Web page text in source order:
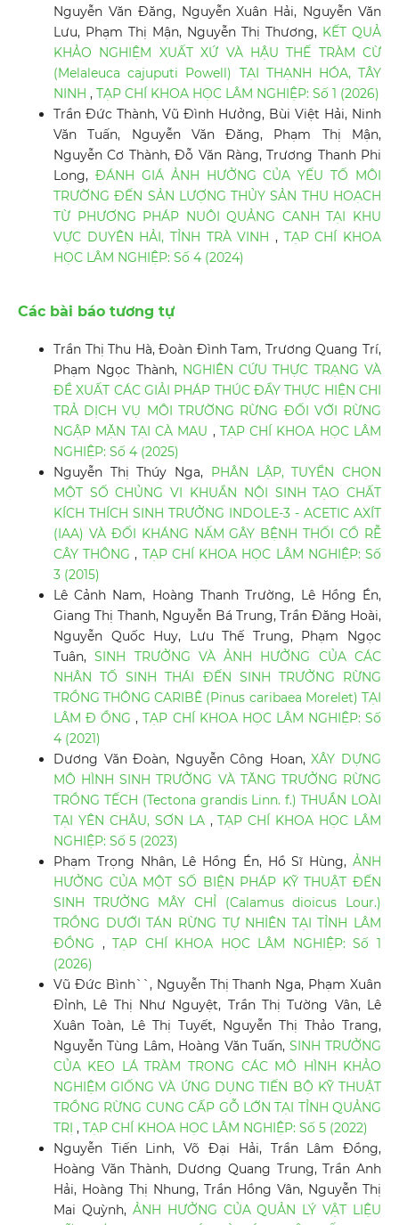
Nguyễn Văn Đăng, Nguyễn Xuân Hải, Nguyễn Văn
Lưu, Phạm Thị Mận, Nguyễn Thị Thương, KẾT QUẢ
KHẢO NGHIỆM XUẤT XỨ VÀ HẬU THẾ TRÀM CỪ
(Melaleuca cajuputi Powell) TẠI THẠNH HÓA, TÂY
NINH , TẠP CHÍ KHOA HỌC LÂM NGHIỆP: Số 1 (2026)
Trần Đức Thành, Vũ Đình Hưởng, Bùi Việt Hải, Ninh
Văn Tuấn, Nguyễn Văn Đăng, Phạm Thị Mận,
Nguyễn Cơ Thành, Đỗ Văn Ràng, Trương Thanh Phi
Long, ĐÁNH GIÁ ẢNH HƯỞNG CỦA YẾU TỐ MÔI
TRƯỜNG ĐẾN SẢN LƯỢNG THỦY SẢN THU HOẠCH
TỪ PHƯƠNG PHÁP NUÔI QUẢNG CANH TẠI KHU
VỰC DUYÊN HẢI, TỈNH TRÀ VINH, TẠP CHÍ KHOA
HỌC LÂM NGHIỆP: Số 4 (2024)
Các bài báo tương tự
Trần Thị Thu Hà, Đoàn Đình Tam, Trương Quang Trí,
Phạm Ngọc Thành, NGHIÊN CỨU THỰC TRẠNG VÀ
ĐỀ XUẤT CÁC GIẢI PHÁP THÚC ĐẨY THỰC HIỆN CHI
TRẢ DỊCH VỤ MÔI TRƯỜNG RỪNG ĐỐI VỚI RỪNG
NGẬP MẶN TẠI CÀ MAU , TẠP CHÍ KHOA HỌC LÂM
NGHIỆP: Số 4 (2025)
Nguyễn Thị Thúy Nga, PHÂN LẬP, TUYỂN CHỌN
MỘT SỐ CHỦNG VI KHUẨN NỘI SINH TẠO CHẤT
KÍCH THÍCH SINH TRƯỞNG INDOLE-3 - ACETIC AXÍT
(IAA) VÀ ĐỐI KHÁNG NẤM GÂY BỆNH THỐI CỔ RỄ
CÂY THÔNG, TẠP CHÍ KHOA HỌC LÂM NGHIỆP: Số
3 (2015)
Lê Cảnh Nam, Hoàng Thanh Trường, Lê Hồng Én,
Giang Thị Thanh, Nguyễn Bá Trung, Trần Đăng Hoài,
Nguyễn Quốc Huy, Lưu Thế Trung, Phạm Ngọc
Tuân,SINH TRƯỞNG VÀ ẢNH HƯỞNG CỦA CÁC
NHÂN TỐ SINH THÁI ĐẾN SINH TRƯỞNG RỪNG
TRỒNG THÔNG CARIBÊ (Pinus caribaea Morelet) TẠI
LÂM Đ ỒNG,TẠP CHÍ KHOA HỌC LÂM NGHIỆP: Số
4 (2021)
Dương Văn Đoàn, Nguyễn Công Hoan,XÂY DỰNG
MÔ HÌNH SINH TRƯỞNG VÀ TĂNG TRƯỞNG RỪNG
TRỒNG TẾCH (Tectona grandis Linn. f.) THUẦN LOÀI
TẠI YÊN CHÂU, SƠN LA ,TẠP CHÍ KHOA HỌC LÂM
NGHIỆP: Số 5 (2023)
Phạm Trọng Nhân, Lê Hồng Én, Hồ Sĩ Hùng,ẢNH
HƯỞNG CỦA MỘT SỐ BIỆN PHÁP KỸ THUẬT ĐẾN
SINH TRƯỞNG MÂY CHỈ (Calamus dioicus Lour.)
TRỒNG DƯỚI TÁN RỪNG TỰ NHIÊN TẠI TỈNH LÂM
ĐỒNG ,TẠP CHÍ KHOA HỌC LÂM NGHIỆP: Số 1
(2026)
Vũ Đức Bình``, Nguyễn Thị Thanh Nga, Phạm Xuân
Đỉnh, Lê Thị Như Nguyệt, Trần Thị Tường Vân, Lê
Xuân Toàn, Lê Thị Tuyết, Nguyễn Thị Thảo Trang,
Nguyễn Tùng Lâm, Hoàng Văn Tuấn,SINH TRƯỞNG
CỦA KEO LÁ TRÀM TRONG CÁC MÔ HÌNH KHẢO
NGHIỆM GIỐNG VÀ ỨNG DỤNG TIẾN BỘ KỸ THUẬT
TRỒNG RỪNG CUNG CẤP GỖ LỚN TẠI TỈNH QUẢNG
TRỊ , TẠP CHÍ KHOA HỌC LÂM NGHIỆP: Số 5 (2022)
Nguyễn Tiến Linh, Võ Đại Hải, Trần Lâm Đồng,
Hoàng Văn Thành, Dương Quang Trung, Trần Anh
Hải, Hoàng Thị Nhung, Trần Hồng Vân, Nguyễn Thị
Mai Quỳnh, ẢNH HƯỞNG CỦA QUẢN LÝ VẬT LIỆU